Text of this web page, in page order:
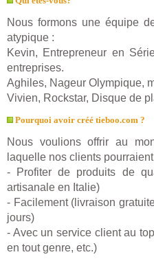
Nous formons une équipe
atypique :
Kevin, Entrepreneur en
entreprises.
Aghiles, Nageur Olympique,
Vivien, Rockstar, Disque de
Pourquoi avoir créé tieboo.com ?
Nous voulions offrir au
laquelle nos clients pourraient
- Profiter de produits de
artisanale en Italie)
- Facilement (livraison
jours)
- Avec un service client au
en tout genre, etc.)